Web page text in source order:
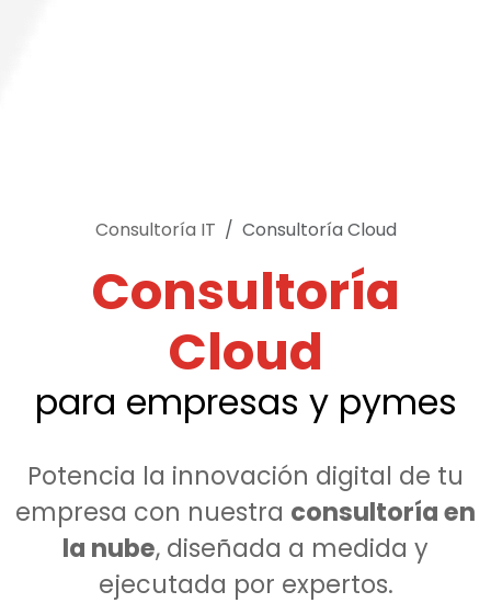
Consultoría IT Consultoría Cloud
Consultoría
Cloud
para empresas y pymes
Potencia la innovación digital de tu
empresa con nuestra consultoría en
la nube, diseñada a medida y
ejecutada por expertos.